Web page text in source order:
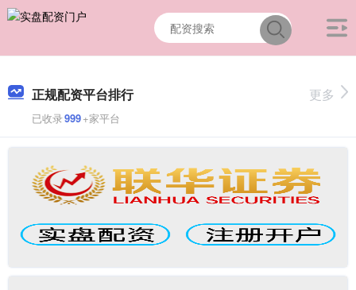
正规配资平台排行
已收录999+家平台
更多